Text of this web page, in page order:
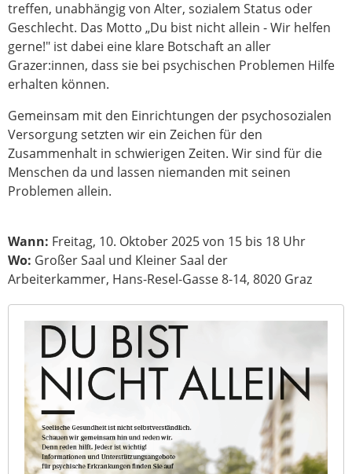
treffen, unabhängig von Alter, sozialem Status oder
Geschlecht. Das Motto „Du bist nicht allein - Wir helfen
gerne!" ist dabei eine klare Botschaft an aller
Grazer:innen, dass sie bei psychischen Problemen Hilfe
erhalten können.
Gemeinsam mit den Einrichtungen der psychosozialen
Versorgung setzten wir ein Zeichen für den
Zusammenhalt in schwierigen Zeiten. Wir sind für die
Menschen da und lassen niemanden mit seinen
Problemen allein.
Wann: Freitag, 10. Oktober 2025 von 15 bis 18 Uhr
Wo: Großer Saal und Kleiner Saal der
Arbeiterkammer, Hans-Resel-Gasse 8-14, 8020 Graz